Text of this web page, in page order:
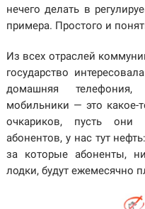
нечего делать в
примера. Простого и
Из всех отраслей
государство
домашняя
мобильники — это какое-
очкариков, пусть
абонентов, у нас тут
за которые абоненты,
лодки, будут ежемесячно